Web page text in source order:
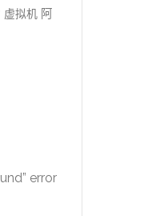
虚拟机 阿
error